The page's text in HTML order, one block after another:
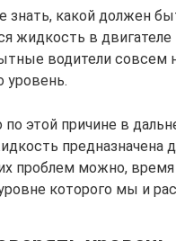
знать, какой должен
жидкость в двигателе
водители совсем
уровень.
этой причине в
предназначена
проблем можно,
которого мы и